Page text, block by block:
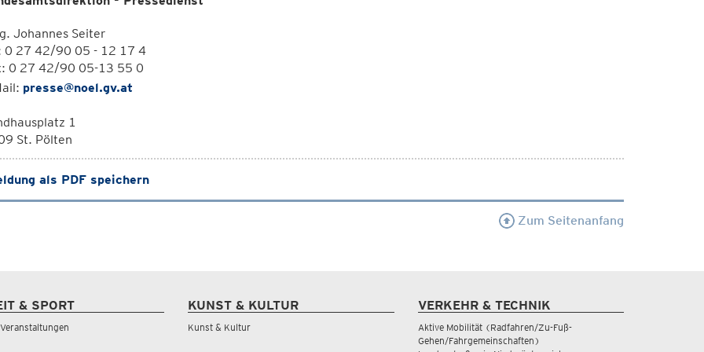
Johannes Seiter
0 27 42/90 05 - 12 17 4
0 27 42/90 05-13 55 0
presse@noel.gv.at
1
St. Pölten
als PDF speichern
Zum Seitenanfang
& SPORT KUNST & KULTUR
Kunst & Kultur
VERKEHR & TECHNIK
Aktive Mobilität (Radfahren/Zu-Fuß-
Gehen/Fahrgemeinschaften)